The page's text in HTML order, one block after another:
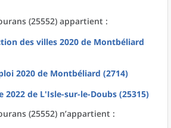
(25552) appartient :
des villes 2020 de Montbéliard
2020 de Montbéliard (2714)
2022 de L'Isle-sur-le-Doubs (25315)
(25552) n’appartient :